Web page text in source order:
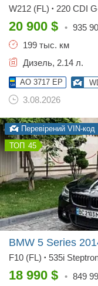
W212 (FL) • 220 CDI
20 900 $ • 935
199 тыс. км
Дизель, 2.14 л.
AO 3717 EP
3.08.2026
Перевірений VIN-код
45
BMW 5 Series
F10 (FL) • 535i
18 990 $ • 849